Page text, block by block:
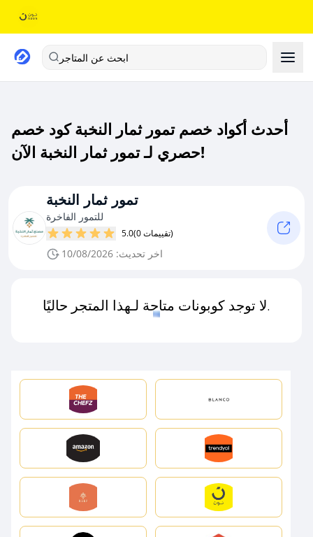
ابحث عن المتاجر
أحدث أكواد خصم تمور ثمار النخبة كود خصم
حصري لـ تمور ثمار النخبة الآن!
تمور ثمار النخبة
للتمور الفاخرة
5.0 (0 تقييمات)
اخر تحديث: 10/08/2026
لا توجد كوبونات متاحة لـهذا المتجر حاليًا.